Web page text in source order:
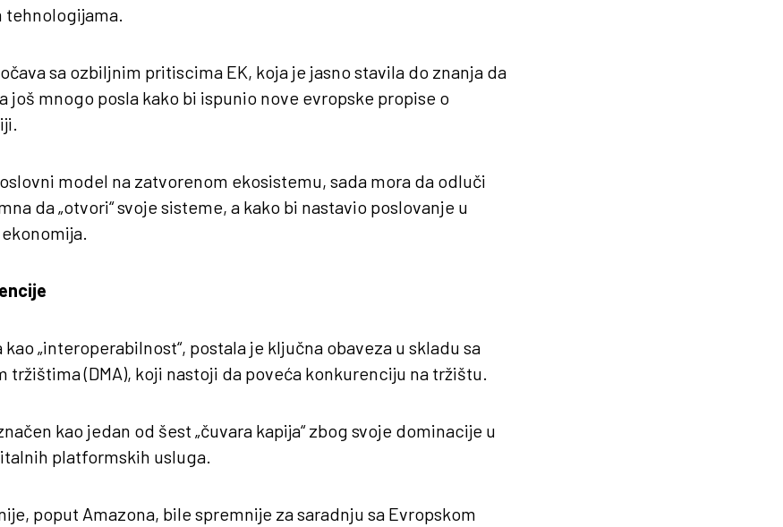
tehnologijama.
sa ozbiljnim pritiscima EK, koja je jasno stavila do znanja da
još mnogo posla kako bi ispunio nove evropske propise o
model na zatvorenom ekosistemu, sada mora da odluči
da „otvori“ svoje sisteme, a kako bi nastavio poslovanje u
„interoperabilnost“, postala je ključna obaveza u skladu sa
tržištima (DMA), koji nastoji da poveća konkurenciju na tržištu.
kao jedan od šest „čuvara kapija“ zbog svoje dominacije u
platformskih usluga.
poput Amazona, bile spremnije za saradnju sa Evropskom